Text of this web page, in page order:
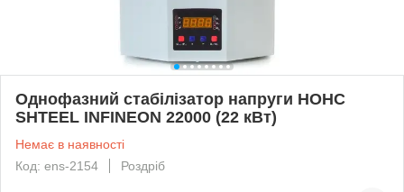
Однофазний стабілізатор напруги НОНС
SHTEEL INFINEON 22000 (22 кВт)
Немає в наявності
Код: ens-2154
Роздріб